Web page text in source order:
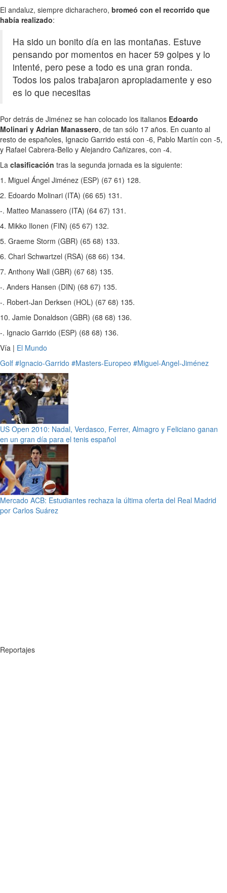
El andaluz, siempre dicharachero, bromeó con el recorrido que
había realizado:
Ha sido un bonito día en las montañas. Estuve
pensando por momentos en hacer 59 golpes y lo
intenté, pero pese a todo es una gran ronda.
Todos los palos trabajaron apropiadamente y eso
es lo que necesitas
Por detrás de Jiménez se han colocado los italianos Edoardo
Molinari y Adrian Manassero, de tan sólo 17 años. En cuanto al
resto de españoles, Ignacio Garrido está con -6, Pablo Martín con -5,
y Rafael Cabrera-Bello y Alejandro Cañizares, con -4.
La clasificación tras la segunda jornada es la siguiente:
1. Miguel Ángel Jiménez (ESP) (67 61) 128.
2. Edoardo Molinari (ITA) (66 65) 131.
-. Matteo Manassero (ITA) (64 67) 131.
4. Mikko Ilonen (FIN) (65 67) 132.
5. Graeme Storm (GBR) (65 68) 133.
6. Charl Schwartzel (RSA) (68 66) 134.
7. Anthony Wall (GBR) (67 68) 135.
-. Anders Hansen (DIN) (68 67) 135.
-. Robert-Jan Derksen (HOL) (67 68) 135.
10. Jamie Donaldson (GBR) (68 68) 136.
-. Ignacio Garrido (ESP) (68 68) 136.
Vía | El Mundo
Golf #Ignacio-Garrido #Masters-Europeo #Miguel-Angel-Jiménez
US Open 2010: Nadal, Verdasco, Ferrer, Almagro y Feliciano ganan
en un gran día para el tenis español
Mercado ACB: Estudiantes rechaza la última oferta del Real Madrid
por Carlos Suárez
Reportajes